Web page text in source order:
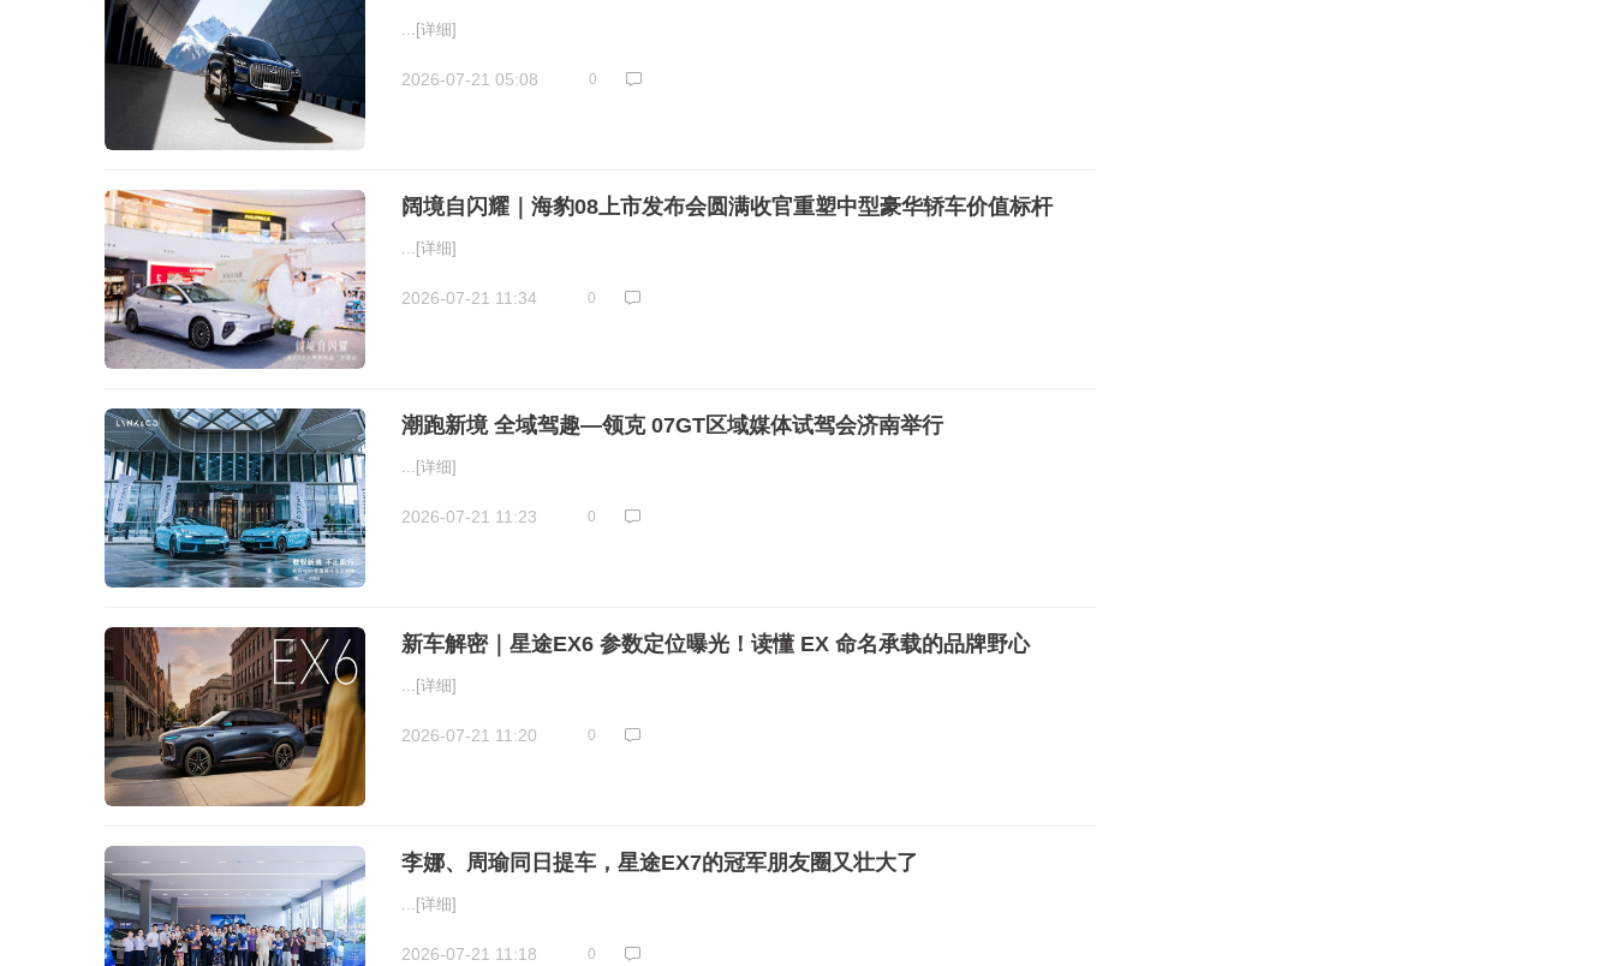
... [详细]
2026-07-21 05:08 0
阔境自闪耀｜海豹08上市发布会圆满收官重塑中型豪华轿车价值标杆
... [详细]
2026-07-21 11:34 0
潮跑新境 全域驾趣—领克 07GT区域媒体试驾会济南举行
... [详细]
2026-07-21 11:23 0
新车解密｜星途EX6 参数定位曝光！读懂 EX 命名承载的品牌野心
... [详细]
2026-07-21 11:20 0
李娜、周瑜同日提车，星途EX7的冠军朋友圈又壮大了
... [详细]
2026-07-21 11:18 0